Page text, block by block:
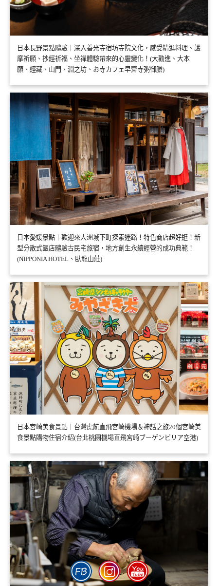
日本長野景點體驗｜深入善光寺宿坊寺院文化，感受精進料理、護
摩祈願、抄經祈福、坐禪體驗帶來的心靈變化！(大勸進、大本
願、經藏、山門、淵之坊、お寺カフェ早齋寺粥御膳)
日本愛媛景點｜歡迎來大洲城下町探索迷路！特色商店超好逛！新
型分散式飯店體驗古民宅旅宿，地方創生永續經營的成功典範！
(NIPPONIA HOTEL、臥龍山莊)
日本宮崎美食景點｜台灣虎航直飛宮崎機場＆神話之旅20個宮崎美
食景點購物住宿介紹(台北桃園機場直飛宮崎ブーゲンビリア空港)